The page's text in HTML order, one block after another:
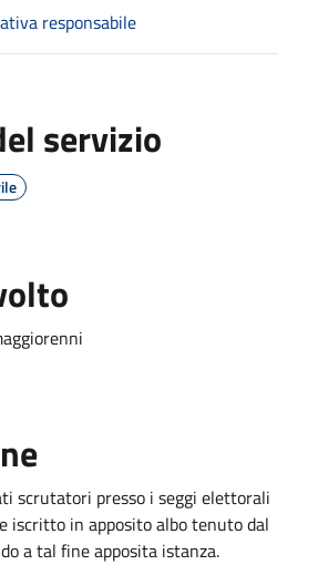
responsabile
servizio
scrutatori presso i seggi elettorali
iscritto in apposito albo tenuto dal
a tal fine apposita istanza.